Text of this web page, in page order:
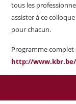
tous les
assister à ce
pour chacun.
Programme complet
http://